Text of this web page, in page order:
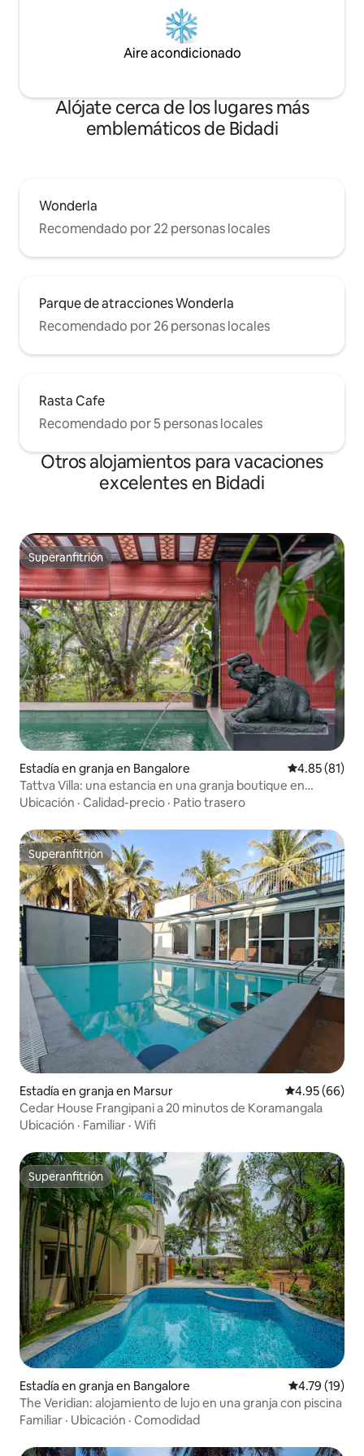
Aire acondicionado
Alójate cerca de los lugares más
emblemáticos de Bidadi
Wonderla
Recomendado por 22 personas locales
Parque de atracciones Wonderla
Recomendado por 26 personas locales
Rasta Cafe
Recomendado por 5 personas locales
Otros alojamientos para vacaciones
excelentes en Bidadi
Superanfitrión
Superanfitrión
Estadía en granja en Bangalore Calificación
4.85 (81)
Tattva Villa: una estancia en una granja boutique en
Bangalore
Ubicación · Calidad-precio · Patio trasero
Superanfitrión
Superanfitrión
Estadía en granja en Marsur Calificación
4.95 (66)
Cedar House Frangipani a 20 minutos de Koramangala
Ubicación · Familiar · Wifi
Superanfitrión
Superanfitrión
Estadía en granja en Bangalore Calificación
4.79 (19)
The Veridian: alojamiento de lujo en una granja con piscina
Familiar · Ubicación · Comodidad